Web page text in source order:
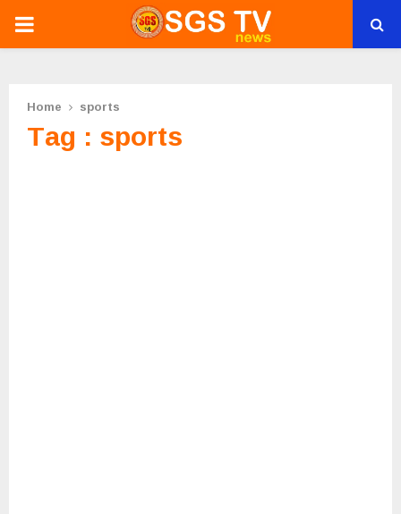
PRIMARY
Home sports
Tag : sports